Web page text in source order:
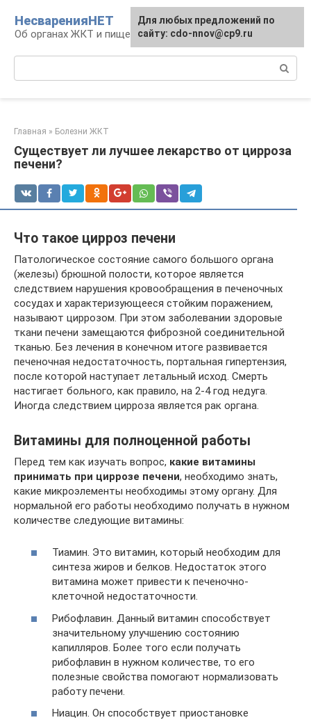
контенту
НесваренияНЕТ
Об органах ЖКТ и пищеварении
Главная » Болезни ЖКТ
Существует ли лучшее лекарство от цирроза
печени?
Что такое цирроз печени
Патологическое состояние самого большого органа
(железы) брюшной полости, которое является
следствием нарушения кровообращения в печеночных
сосудах и характеризующееся стойким поражением,
называют циррозом. При этом заболевании здоровые
ткани печени замещаются фиброзной соединительной
тканью. Без лечения в конечном итоге развивается
печеночная недостаточность, портальная гипертензия,
после которой наступает летальный исход. Смерть
настигает больного, как правило, на 2-4 год недуга.
Иногда следствием цирроза является рак органа.
Витамины для полноценной работы
Перед тем как изучать вопрос, какие витамины
принимать при циррозе печени, необходимо знать,
какие микроэлементы необходимы этому органу. Для
нормальной его работы необходимо получать в нужном
количестве следующие витамины:
Тиамин. Это витамин, который необходим для
синтеза жиров и белков. Недостаток этого
витамина может привести к печеночно-
клеточной недостаточности.
Рибофлавин. Данный витамин способствует
значительному улучшению состоянию
капилляров. Более того если получать
рибофлавин в нужном количестве, то его
полезные свойства помогают нормализовать
работу печени.
Ниацин. Он способствует приостановке
Для любых предложений по
сайту: cdo-nnov@cp9.ru